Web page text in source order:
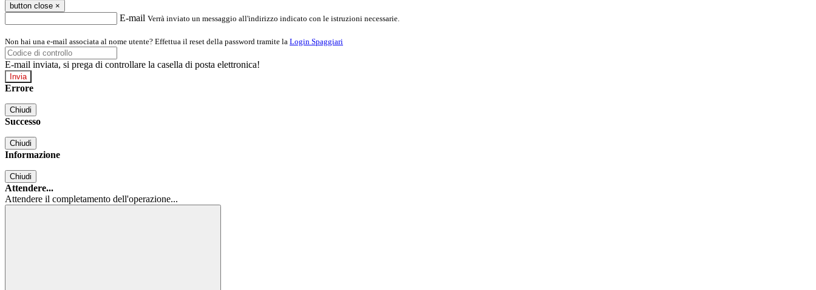
button close ×
E-mail Verrà inviato un messaggio all'indirizzo indicato con le istruzioni necessarie.
Non hai una e-mail associata al nome utente? Effettua il reset della password tramite la Login Spaggiari
E-mail inviata, si prega di controllare la casella di posta elettronica!
Errore
Chiudi
Successo
Chiudi
Informazione
Chiudi
Attendere...
Attendere il completamento dell'operazione...